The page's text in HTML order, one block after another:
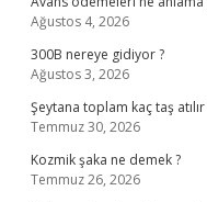
Ağustos 4, 2026
300B nereye gidiyor ?
Ağustos 3, 2026
Şeytana toplam kaç taş atılır
Temmuz 30, 2026
Kozmik şaka ne demek ?
Temmuz 26, 2026